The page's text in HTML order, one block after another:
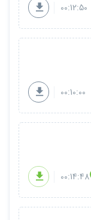
00:12:50
00:10:00
00:14:48